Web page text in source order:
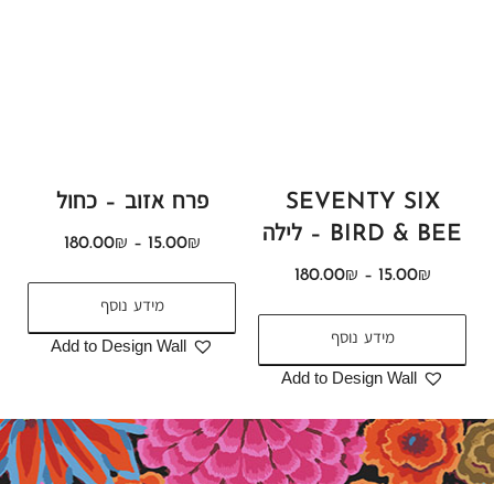
SEVENTY SIX
BIRD & BEE – לילה
15.00₪
–
180.00₪
מידע נוסף
Add to Design Wall
פרח אזוב – כחול
15.00₪
–
180.00₪
מידע נוסף
Add to Design Wall